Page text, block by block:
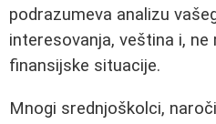
podrazumeva analizu
interesovanja, veština i,
finansijske situacije.
Mnogi srednjoškolci,